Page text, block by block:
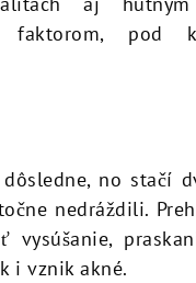
faktorom, pod
no stačí
nedráždili.
vysúšanie,
i vznik akné.